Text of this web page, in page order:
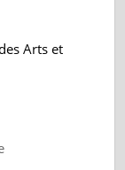
Arts et